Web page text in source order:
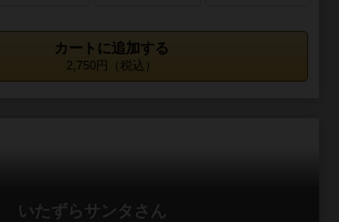
カートに追加する
2,750円（税込）
いたずらサンタさん